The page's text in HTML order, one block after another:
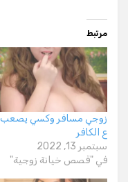
مرتبط
زوجي مسافر وكسي يصعب
ع الكافر
سبتمبر 13, 2022
في "قصص خيانة زوجية"